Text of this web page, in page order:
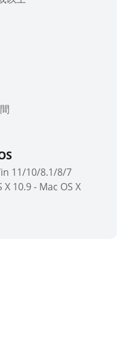
11/10/8.1/8/7
X 10.9 - Mac OS X